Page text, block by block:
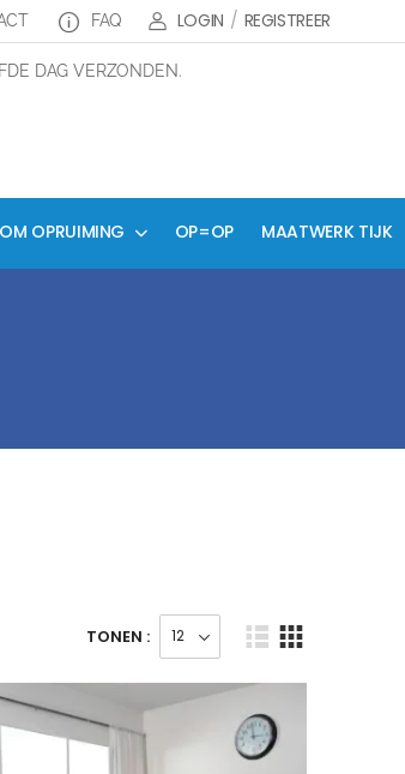
FAQ LOGIN / REGISTREER
DAG VERZONDEN.
OPRUIMING OP=OP MAATWERK TIJK
TONEN :